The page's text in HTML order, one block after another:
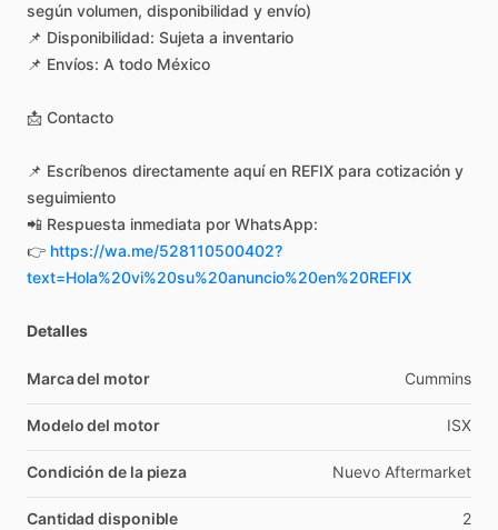
según volumen, disponibilidad y envío)
📌 Disponibilidad: Sujeta a inventario
📌 Envíos: A todo México
📩 Contacto
📌 Escríbenos directamente aquí en REFIX para cotización y
seguimiento
📲 Respuesta inmediata por WhatsApp:
👉 https://wa.me/528110500402?
text=Hola%20vi%20su%20anuncio%20en%20REFIX
Detalles
Marca del motor Cummins
Modelo del motor ISX
Condición de la pieza Nuevo Aftermarket
Cantidad disponible 2